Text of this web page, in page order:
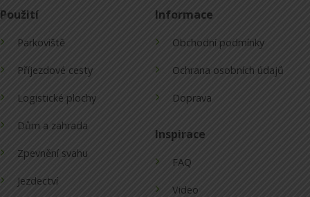
Použití
Parkoviště
Příjezdové cesty
Logistické plochy
Dům a zahrada
Zpevnění svahu
Jezdectví
Informace
Obchodní podmínky
Ochrana osobních údajů
Doprava
Inspirace
FAQ
Video